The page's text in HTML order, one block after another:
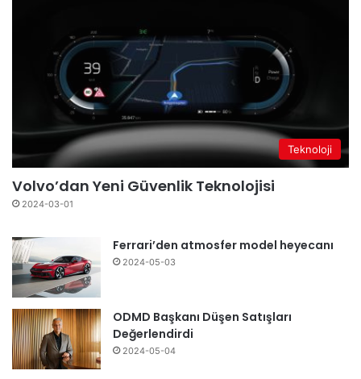
Teknoloji
Volvo’dan Yeni Güvenlik Teknolojisi
2024-03-01
Ferrari’den atmosfer model heyecanı
2024-05-03
ODMD Başkanı Düşen Satışları
Değerlendirdi
2024-05-04